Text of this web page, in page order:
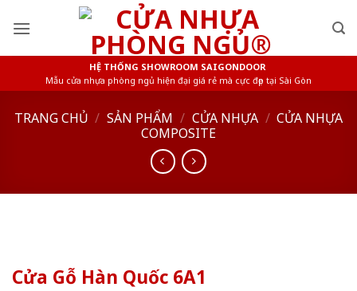
HỆ THỐNG SHOWROOM SAIGONDOOR
Mẫu cửa nhựa phòng ngủ hiện đại giá rẻ mà cực đẹp tại Sài Gòn
TRANG CHỦ / SẢN PHẨM / CỬA NHỰA / CỬA NHỰA
COMPOSITE
Cửa Gỗ Hàn Quốc 6A1